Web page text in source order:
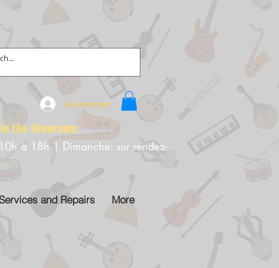
Se connecter
showroom
à 18h | Dimanche: sur rendez-
and Repairs More